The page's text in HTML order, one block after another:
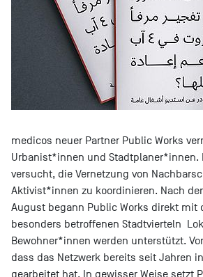
medicos neuer Partner Public Works
Urbanist*innen und Stadtplaner*innen.
versucht, die Vernetzung von
Aktivist*innen zu koordinieren. Nach
August begann Public Works direkt mit
besonders betroffenen Stadtvierteln
Bewohner*innen werden unterstützt.
dass das Netzwerk bereits seit Jahren
gearbeitet hat. In gewisser Weise setzt